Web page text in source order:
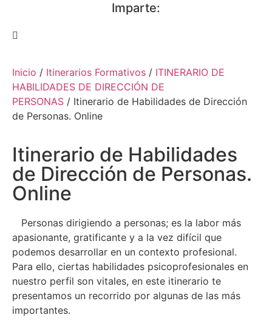
Imparte:
Inicio / Itinerarios Formativos / ITINERARIO DE
HABILIDADES DE DIRECCIÓN DE
PERSONAS / Itinerario de Habilidades de Dirección
de Personas. Online
Itinerario de Habilidades
de Dirección de Personas.
Online
Personas dirigiendo a personas; es la labor más
apasionante, gratificante y a la vez difícil que
podemos desarrollar en un contexto profesional.
Para ello, ciertas habilidades psicoprofesionales en
nuestro perfil son vitales, en este itinerario te
presentamos un recorrido por algunas de las más
importantes.